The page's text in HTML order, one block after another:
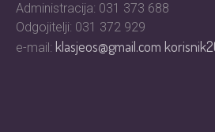
Administracija: 031 373 688
Odgojitelji: 031 372 929
e-mail: klasjeos@gmail.com